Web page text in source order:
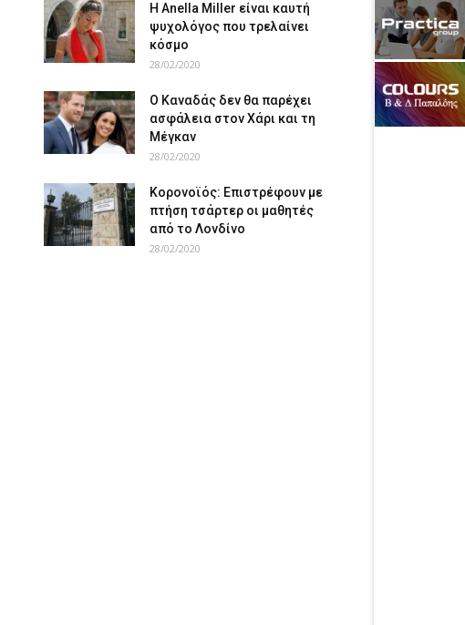
Η Anella Miller είναι καυτή
ψυχολόγος που τρελαίνει
κόσμο
28/02/2020
Ο Καναδάς δεν θα παρέχει
ασφάλεια στον Χάρι και τη
Μέγκαν
28/02/2020
Κορονοϊός: Επιστρέφουν με
πτήση τσάρτερ οι μαθητές
από το Λονδίνο
28/02/2020